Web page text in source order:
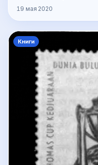
19 мая 2020
Книги